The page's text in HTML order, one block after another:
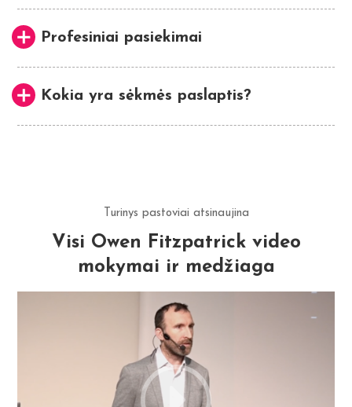
Profesiniai pasiekimai
Kokia yra sėkmės paslaptis?
Turinys pastoviai atsinaujina
Visi Owen Fitzpatrick video
mokymai ir medžiaga